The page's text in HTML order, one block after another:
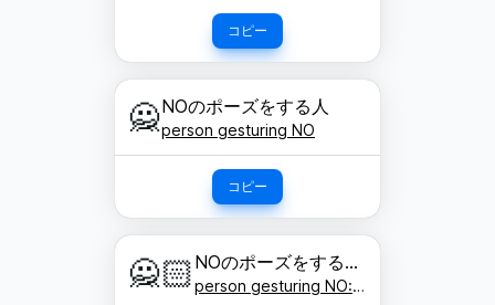
コピー
🙅NOのポーズをする人
person gesturing NO
コピー
🙅🏻 NOのポーズをする人: 明るい肌色
person gesturing NO: light skin tone